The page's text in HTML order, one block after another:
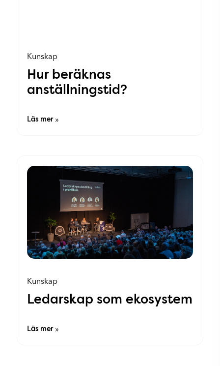
Kunskap
Hur beräknas
anställningstid?
Läs mer »
Kunskap
Ledarskap som ekosystem
Läs mer »